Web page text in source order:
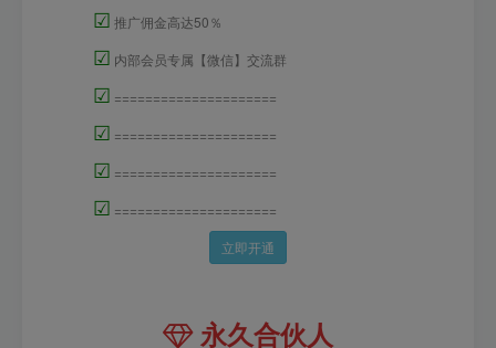
☑ 推广佣金高达50％
☑ 内部会员专属【微信】交流群
☑ =====================
☑ =====================
☑ =====================
☑ =====================
立即开通
永久合伙人